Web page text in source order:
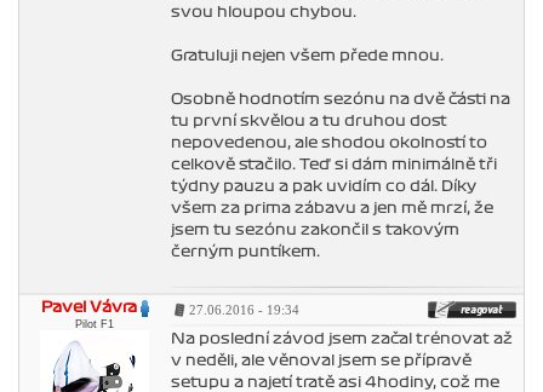
svou hloupou chybou.
Gratuluji nejen všem přede mnou.
Osobně hodnotím sezónu na dvě části na
tu první skvělou a tu druhou dost
nepovedenou, ale shodou okolností to
celkově stačilo. Teď si dám minimálně tři
týdny pauzu a pak uvidím co dál. Díky
všem za prima zábavu a jen mě mrzí, že
jsem tu sezónu zakončil s takovým
černým puntíkem.
Pavel Vávra
Pilot F1
27.06.2016 - 19:34
Na poslední závod jsem začal trénovat až
v neděli, ale věnoval jsem se přípravě
setupu a najetí tratě asi 4hodiny, což me